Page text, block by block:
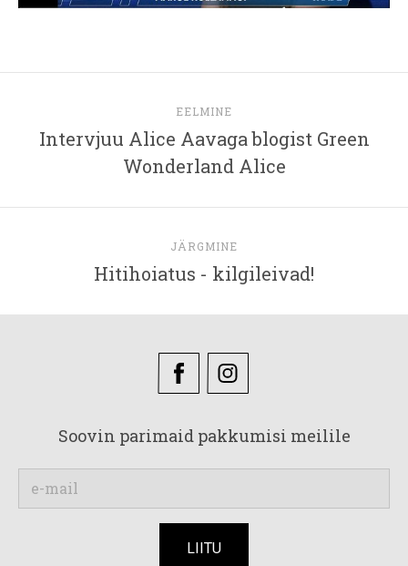
EELMINE
Intervjuu Alice Aavaga blogist Green
Wonderland Alice
JÄRGMINE
Hitihoiatus - kilgileivad!
Soovin parimaid pakkumisi meilile